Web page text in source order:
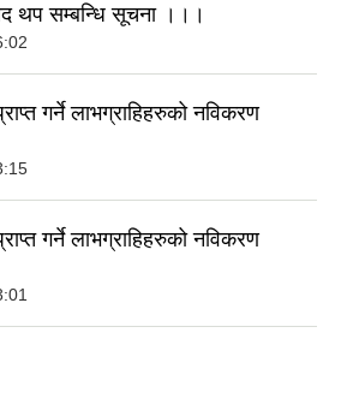
थप सम्बन्धि सूचना ।।।
गर्ने लाभग्राहिहरुको नविकरण
गर्ने लाभग्राहिहरुको नविकरण